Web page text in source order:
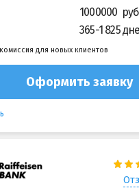
1000000
365-1 825
комиссия для новых клиентов
Оформить заявку